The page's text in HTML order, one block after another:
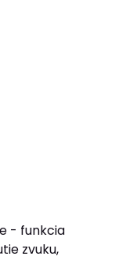
- funkcia
zvuku,